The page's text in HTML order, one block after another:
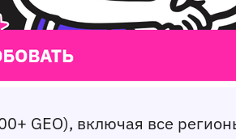
GEO), включая все